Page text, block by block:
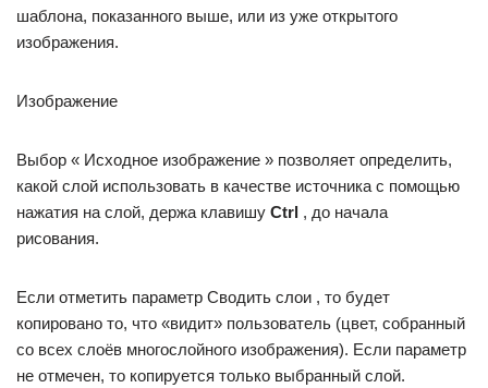
шаблона, показанного выше, или из уже открытого
изображения.
Изображение
Выбор « Исходное изображение » позволяет определить,
какой слой использовать в качестве источника с помощью
нажатия на слой, держа клавишу Ctrl , до начала
рисования.
Если отметить параметр Сводить слои , то будет
копировано то, что «видит» пользователь (цвет, собранный
со всех слоёв многослойного изображения). Если параметр
не отмечен, то копируется только выбранный слой.